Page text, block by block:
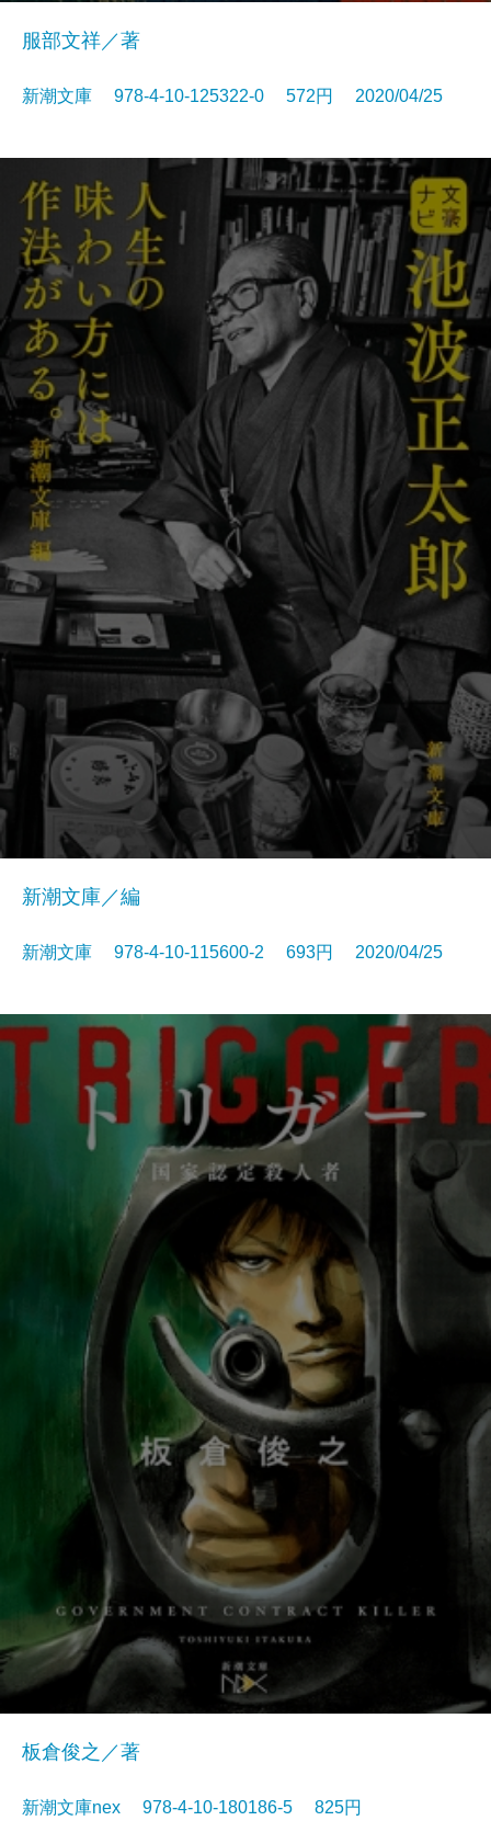
服部文祥／著
新潮文庫 978-4-10-125322-0 572円 2020/04/25
新潮文庫／編
新潮文庫 978-4-10-115600-2 693円 2020/04/25
板倉俊之／著
新潮文庫nex 978-4-10-180186-5 825円